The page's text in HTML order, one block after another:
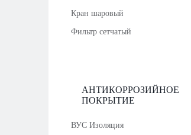
Кран шаровый
Фильтр сетчатый
АНТИКОРРОЗИЙНОЕ
ПОКРЫТИЕ
ВУС Изоляция